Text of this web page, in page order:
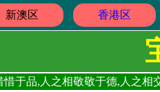
新澳区 香港区
惜于品,人之相敬敬于德,人之